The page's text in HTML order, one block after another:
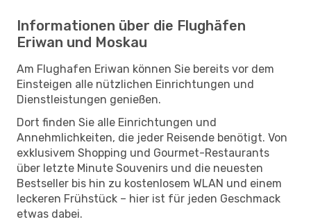
Informationen über die Flughäfen
Eriwan und Moskau
Am Flughafen Eriwan können Sie bereits vor dem
Einsteigen alle nützlichen Einrichtungen und
Dienstleistungen genießen.
Dort finden Sie alle Einrichtungen und
Annehmlichkeiten, die jeder Reisende benötigt. Von
exklusivem Shopping und Gourmet-Restaurants
über letzte Minute Souvenirs und die neuesten
Bestseller bis hin zu kostenlosem WLAN und einem
leckeren Frühstück – hier ist für jeden Geschmack
etwas dabei.